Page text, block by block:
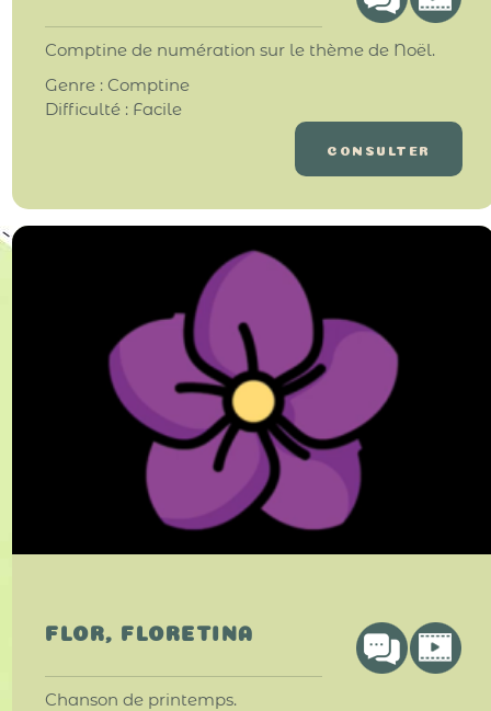
Comptine de numération sur le thème de Noël.
Genre : Comptine
Difficulté : Facile
CONSULTER
FLOR, FLORETINA
Chanson de printemps.